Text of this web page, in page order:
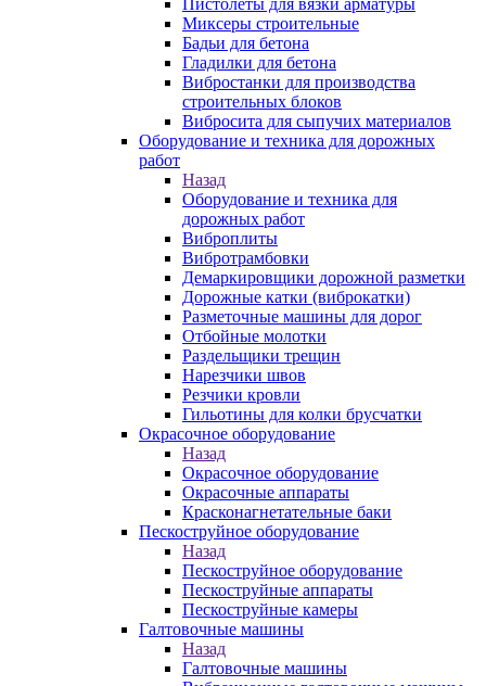
Пистолеты для вязки арматуры
Миксеры строительные
Бадьи для бетона
Гладилки для бетона
Вибростанки для производства
строительных блоков
Вибросита для сыпучих материалов
Оборудование и техника для дорожных
работ
Назад
Оборудование и техника для
дорожных работ
Виброплиты
Вибротрамбовки
Демаркировщики дорожной разметки
Дорожные катки (виброкатки)
Разметочные машины для дорог
Отбойные молотки
Раздельщики трещин
Нарезчики швов
Резчики кровли
Гильотины для колки брусчатки
Окрасочное оборудование
Назад
Окрасочное оборудование
Окрасочные аппараты
Красконагнетательные баки
Пескоструйное оборудование
Назад
Пескоструйное оборудование
Пескоструйные аппараты
Пескоструйные камеры
Галтовочные машины
Назад
Галтовочные машины